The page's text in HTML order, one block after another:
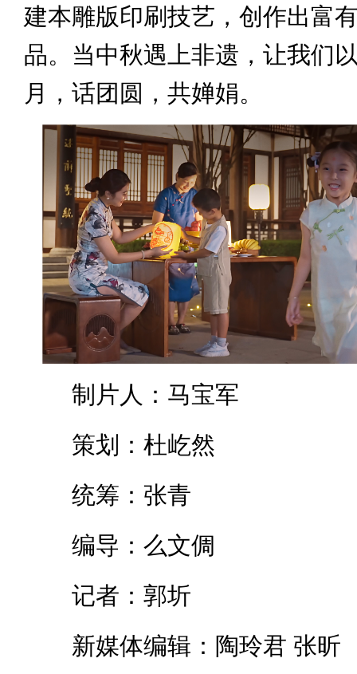
建本雕版印刷技艺，创作出富
品。当中秋遇上非遗，让我们
月，话团圆，共婵娟。
制片人：马宝军
策划：杜屹然
统筹：张青
编导：么文倜
记者：郭圻
新媒体编辑：陶玲君 张昕